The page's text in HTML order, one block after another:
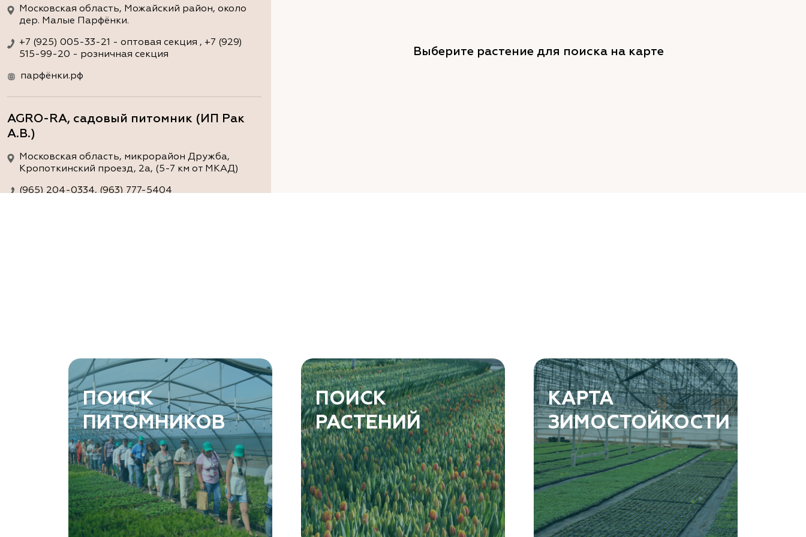
Московская область, Можайский район, около
дер. Малые Парфёнки.
+7 (925) 005-33-21 - оптовая секция , +7 (929)
515-99-20 - розничная секция
парфёнки.рф
AGRO-RA, садовый питомник (ИП Рак
А.В.)
Московская область, микрорайон Дружба,
Кропоткинский проезд, 2а, (5-7 км от МКАД)
(965) 204-0334, (963) 777-5404
ArtGreen (питомник декоративных
растений, АртГрин)
Ростовская область, Ростов-на-Дону,
Левобережная ул, дом № 37
8 966 206 7222
www.art-green.ru
Garden Group, ООО «Девелопмент Груп»
Выберите растение для поиска на карте
ПОИСК
ПИТОМНИКОВ
ПОИСК
РАСТЕНИЙ
КАРТА
ЗИМОСТОЙКОСТИ